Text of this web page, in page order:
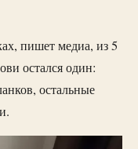
пишет медиа, из 5
остался один:
остальные